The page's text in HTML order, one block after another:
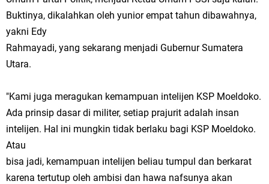
Buktinya, dikalahkan oleh yunior empat tahun dibawahnya,
yakni Edy
Rahmayadi, yang sekarang menjadi Gubernur Sumatera
Utara.
"Kami juga meragukan kemampuan intelijen KSP Moeldoko.
Ada prinsip dasar di militer, setiap prajurit adalah insan
intelijen. Hal ini mungkin tidak berlaku bagi KSP Moeldoko.
Atau
bisa jadi, kemampuan intelijen beliau tumpul dan berkarat
karena tertutup oleh ambisi dan hawa nafsunya akan